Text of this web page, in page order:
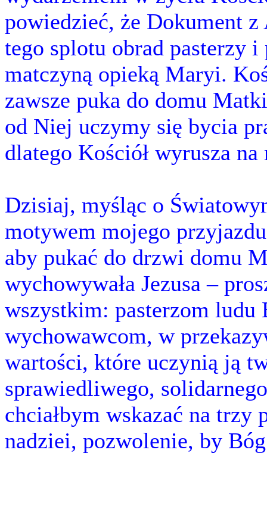
powiedzieć, że Dokument z
tego splotu obrad pasterzy
matczyną opieką Maryi.
zawsze puka do domu
od Niej uczymy się bycia
dlatego Kościół wyrusza
Dzisiaj, myśląc o
motywem mojego
aby pukać do drzwi domu
wychowywała Jezusa –
wszystkim: pasterzom ludu
wychowawcom, w
wartości, które uczynią ją
sprawiedliwego,
chciałbym wskazać na trzy
nadziei, pozwolenie, by